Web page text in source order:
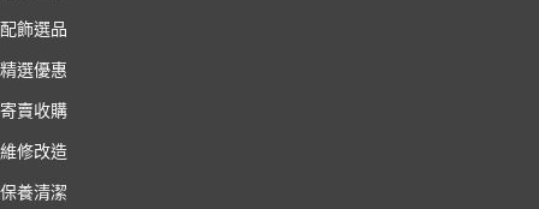
配飾選品
精選優惠
寄賣收購
維修改造
保養清潔